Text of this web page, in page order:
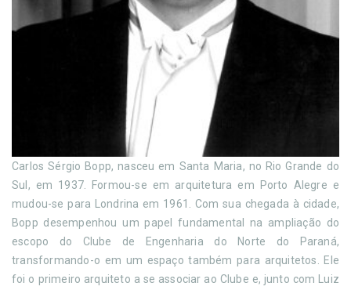
Carlos Sérgio Bopp, nasceu em Santa Maria, no Rio Grande do
Sul, em 1937. Formou-se em arquitetura em Porto Alegre e
mudou-se para Londrina em 1961. Com sua chegada à cidade,
Bopp desempenhou um papel fundamental na ampliação do
escopo do Clube de Engenharia do Norte do Paraná,
transformando-o em um espaço também para arquitetos. Ele
foi o primeiro arquiteto a se associar ao Clube e, junto com Luiz